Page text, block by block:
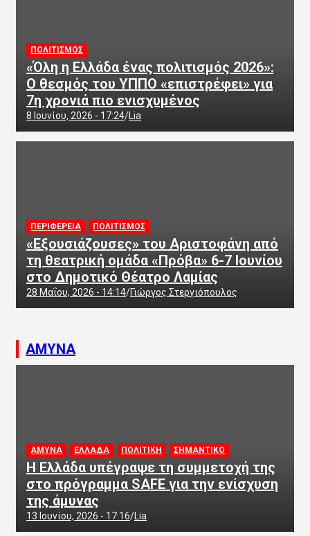
ΠΟΛΙΤΙΣΜΟΣ
«Όλη η Ελλάδα ένας πολιτισμός 2026»:
Ο θεσμός του ΥΠΠΟ «επιστρέφει» για
7η χρονιά πιο ενισχυμένος
8 Ιουνίου, 2026 - 17:24 Lia
ΠΕΡΙΦΕΡΕΙΑ ΠΟΛΙΤΙΣΜΟΣ
«Εξουσιάζουσες» του Αριστοφάνη από
τη θεατρική ομάδα «Πρόβα» 6-7 Ιουνίου
στο Δημοτικό Θέατρο Λαμίας
28 Μαΐου, 2026 - 14:14 Γιώργος Στεργιόπουλος
ΑΜΥΝΑ
ΑΜΥΝΑ ΕΛΛΑΔΑ ΠΟΛΙΤΙΚΗ ΣΗΜΑΝΤΙΚΟ
Η Ελλάδα υπέγραψε τη συμμετοχή της
στο πρόγραμμα SAFE για την ενίσχυση
της άμυνας
13 Ιουνίου, 2026 - 17:16 Lia